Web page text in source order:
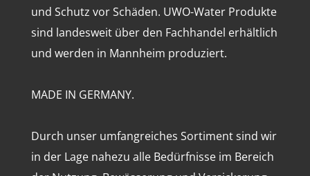
und Schutz vor Schäden. UWO-Water Produkte
sind landesweit über den Fachhandel erhältlich
und werden in Mannheim produziert.
MADE IN GERMANY.
Durch unser umfangreiches Sortiment sind wir
in der Lage nahezu alle Bedürfnisse im Bereich